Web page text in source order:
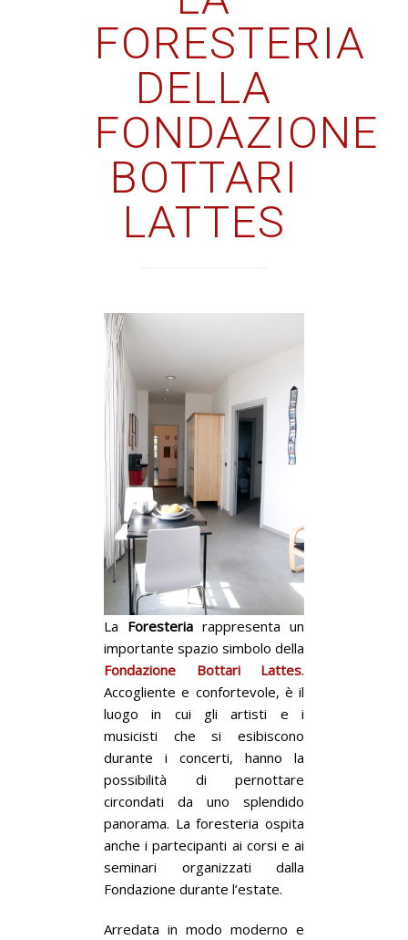
FORESTERIA
DELLA
FONDAZIONE
BOTTARI
LATTES
La Foresteria rappresenta un
importante spazio simbolo della
Fondazione Bottari Lattes.
Accogliente e confortevole, è il
luogo in cui gli artisti e i
musicisti che si esibiscono
durante i concerti, hanno la
possibilità di pernottare
circondati da uno splendido
panorama. La foresteria ospita
anche i partecipanti ai corsi e ai
seminari organizzati dalla
Fondazione durante l’estate.
Arredata in modo moderno e